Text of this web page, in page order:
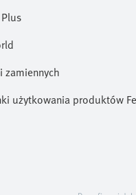
zamiennych
użytkowania produktów